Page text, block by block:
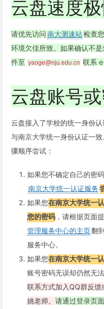
云盘速度
请优先访问南大测速站检查
环境欠佳所致。如果确认不
件至 yaoge@nju.edu.cn 联系
云盘账号
云盘接入了学校的统一身份
与南京大学统一身份认证一
骤顺序尝试：
如果您不确定自己的密
南京大学统一认证服务
如果您在南京大学统一
您的密码 ，请根据页面
管理服务中心的主页翻
服务中心。
如果您在南京大学统一
账号密码无误却仍然无
联系方式加入QQ群反
姚老师。 请通过登录页